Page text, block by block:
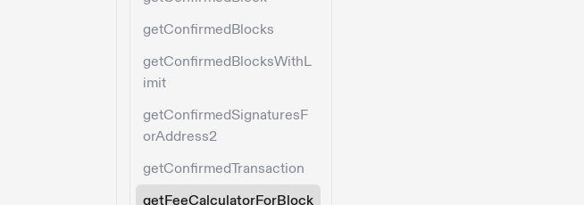
getConfirmedBlocks
getConfirmedBlocksWithL
imit
getConfirmedSignaturesF
orAddress2
getConfirmedTransaction
getFeeCalculatorForBlock